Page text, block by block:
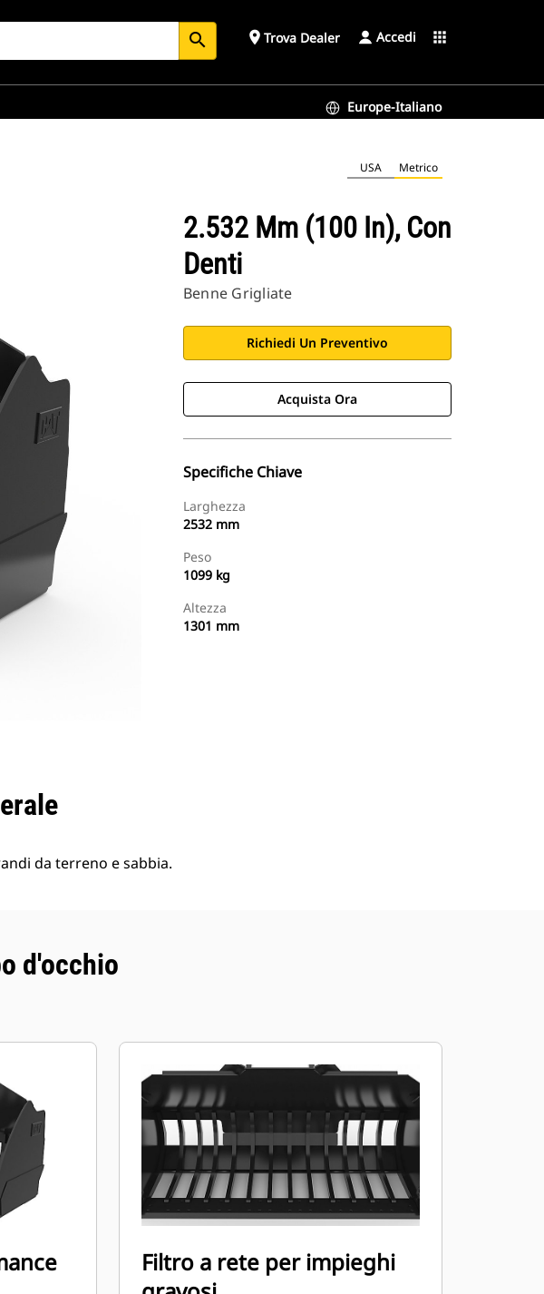
search place Trova Dealer Accedi apps
Europe-Italiano
USA Metrico
2.532 Mm (100 In), Con
Denti
Benne Grigliate
Richiedi Un Preventivo
Acquista Ora
Specifiche Chiave
Larghezza
2532 mm
Peso
1099 kg
Altezza
1301 mm
da terreno e sabbia.
d'occhio
Filtro a rete per impieghi